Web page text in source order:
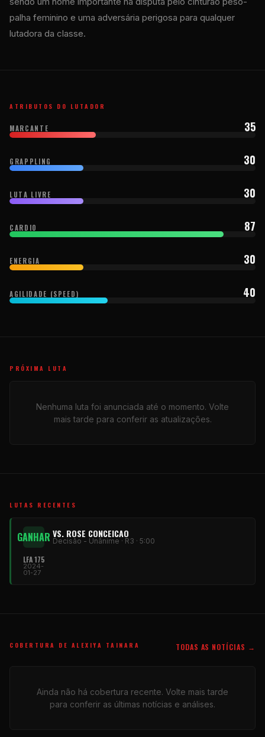
palha feminino e uma adversária perigosa para qualquer
lutadora da classe.
ATRIBUTOS DO LUTADOR
MARCANTE 35
GRAPPLING 30
LUTA LIVRE 30
CARDIO 87
ENERGIA 30
AGILIDADE (SPEED) 40
PRÓXIMA LUTA
Nenhuma luta foi anunciada até o momento. Volte
mais tarde para conferir as atualizações.
LUTAS RECENTES
GANHAR VS. ROSE CONCEICAO
Decisão - Unânime · R3 · 5:00
LFA 175
2024-
01-27
COBERTURA DE ALEXIYA TAINARA TODAS AS NOTÍCIAS →
Ainda não há cobertura recente. Volte mais tarde
para conferir as últimas notícias e análises.